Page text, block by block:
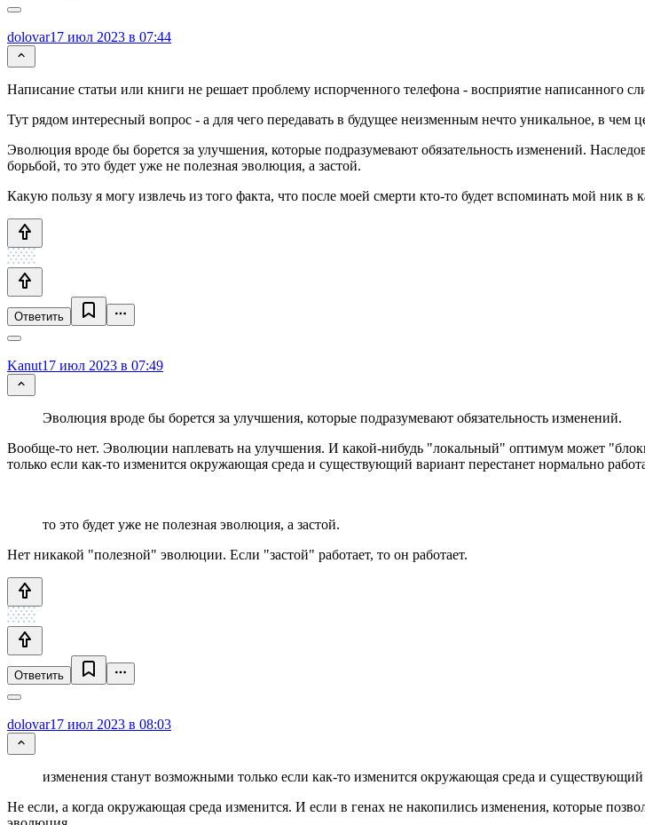
dolovar17 июл 2023 в 07:44
Написание статьи или книги не решает проблему испорченного телефона - восприятие написанного
Тут рядом интересный вопрос - а для чего передавать в будущее неизменным нечто уникальное, в чем
Эволюция вроде бы борется за улучшения, которые подразумевают обязательность изменений.
борьбой, то это будет уже не полезная эволюция, а застой.
Какую пользу я могу извлечь из того факта, что после моей смерти кто-то будет вспоминать мой ник в
Ответить
Kanut17 июл 2023 в 07:49
Эволюция вроде бы борется за улучшения, которые подразумевают обязательность изменений.
Вообще-то нет. Эволюции наплевать на улучшения. И какой-нибудь "локальный" оптимум может
только если как-то изменится окружающая среда и существующий вариант перестанет нормально
то это будет уже не полезная эволюция, а застой.
Нет никакой "полезной" эволюции. Если "застой" работает, то он работает.
Ответить
dolovar17 июл 2023 в 08:03
изменения станут возможными только если как-то изменится окружающая среда и существующий
Не если, а когда окружающая среда изменится. И если в генах не накопились изменения, которые